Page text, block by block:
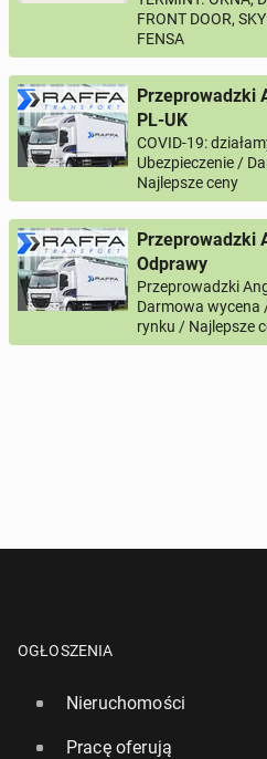
FRONT DOOR,
FENSA
Przeprowadzki
PL-UK
COVID-19:
Ubezpieczenie /
Najlepsze ceny
Przeprowadzki
Odprawy
Przeprowadzki
Darmowa wycena
rynku / Najlepsze
OGŁOSZENIA
Nieruchomości
Pracę oferują